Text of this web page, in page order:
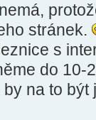
stránek.
s
do 10-
na to